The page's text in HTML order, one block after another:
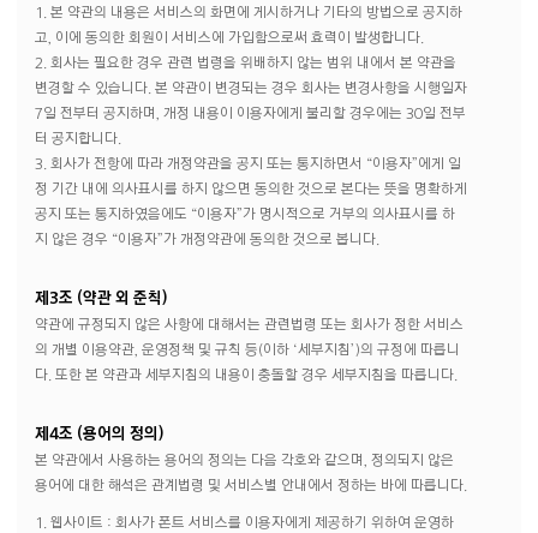
1. 본 약관의 내용은 서비스의 화면에 게시하거나 기타의 방법으로 공지하
고, 이에 동의한 회원이 서비스에 가입함으로써 효력이 발생합니다.
2. 회사는 필요한 경우 관련 법령을 위배하지 않는 범위 내에서 본 약관을
변경할 수 있습니다. 본 약관이 변경되는 경우 회사는 변경사항을 시행일자
7일 전부터 공지하며, 개정 내용이 이용자에게 불리할 경우에는 30일 전부
터 공지합니다.
3. 회사가 전항에 따라 개정약관을 공지 또는 통지하면서 “이용자”에게 일
정 기간 내에 의사표시를 하지 않으면 동의한 것으로 본다는 뜻을 명확하게
공지 또는 통지하였음에도 “이용자”가 명시적으로 거부의 의사표시를 하
지 않은 경우 “이용자”가 개정약관에 동의한 것으로 봅니다.
제3조 (약관 외 준칙)
약관에 규정되지 않은 사항에 대해서는 관련법령 또는 회사가 정한 서비스
의 개별 이용약관, 운영정책 및 규칙 등(이하 ‘세부지침’)의 규정에 따릅니
다. 또한 본 약관과 세부지침의 내용이 충돌할 경우 세부지침을 따릅니다.
제4조 (용어의 정의)
본 약관에서 사용하는 용어의 정의는 다음 각호와 같으며, 정의되지 않은
용어에 대한 해석은 관계법령 및 서비스별 안내에서 정하는 바에 따릅니다.
1. 웹사이트 : 회사가 폰트 서비스를 이용자에게 제공하기 위하여 운영하